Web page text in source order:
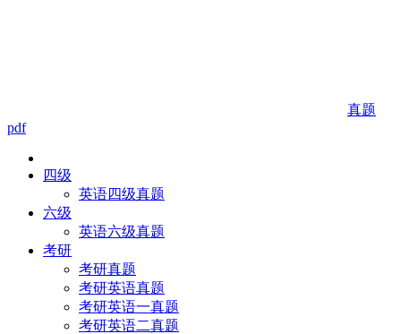
真题
pdf
四级
英语四级真题
六级
英语六级真题
考研
考研真题
考研英语真题
考研英语一真题
考研英语二真题